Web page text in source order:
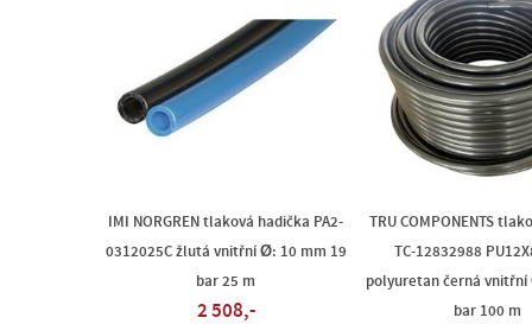
IMI NORGREN tlaková hadička PA2-
0312025C žlutá vnitřní Ø: 10 mm 19
bar 25 m
2 508,-
TRU COMPONENTS
TC-12832988
polyuretan černá vnitřní
bar 100 m